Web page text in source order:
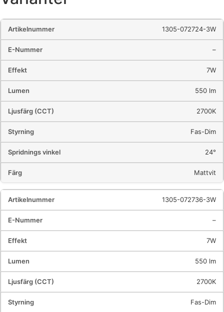
1305-072724-3W
–
7W
550 lm
2700K
Fas-Dim
24°
Mattvit
1305-072736-3W
–
7W
550 lm
2700K
Fas-Dim